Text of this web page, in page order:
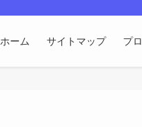
ホーム サイトマップ プ